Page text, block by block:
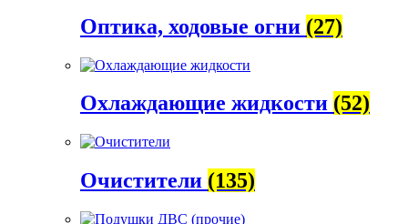
Оптика, ходовые огни (27)
Охлаждающие жидкости (52)
Очистители (135)